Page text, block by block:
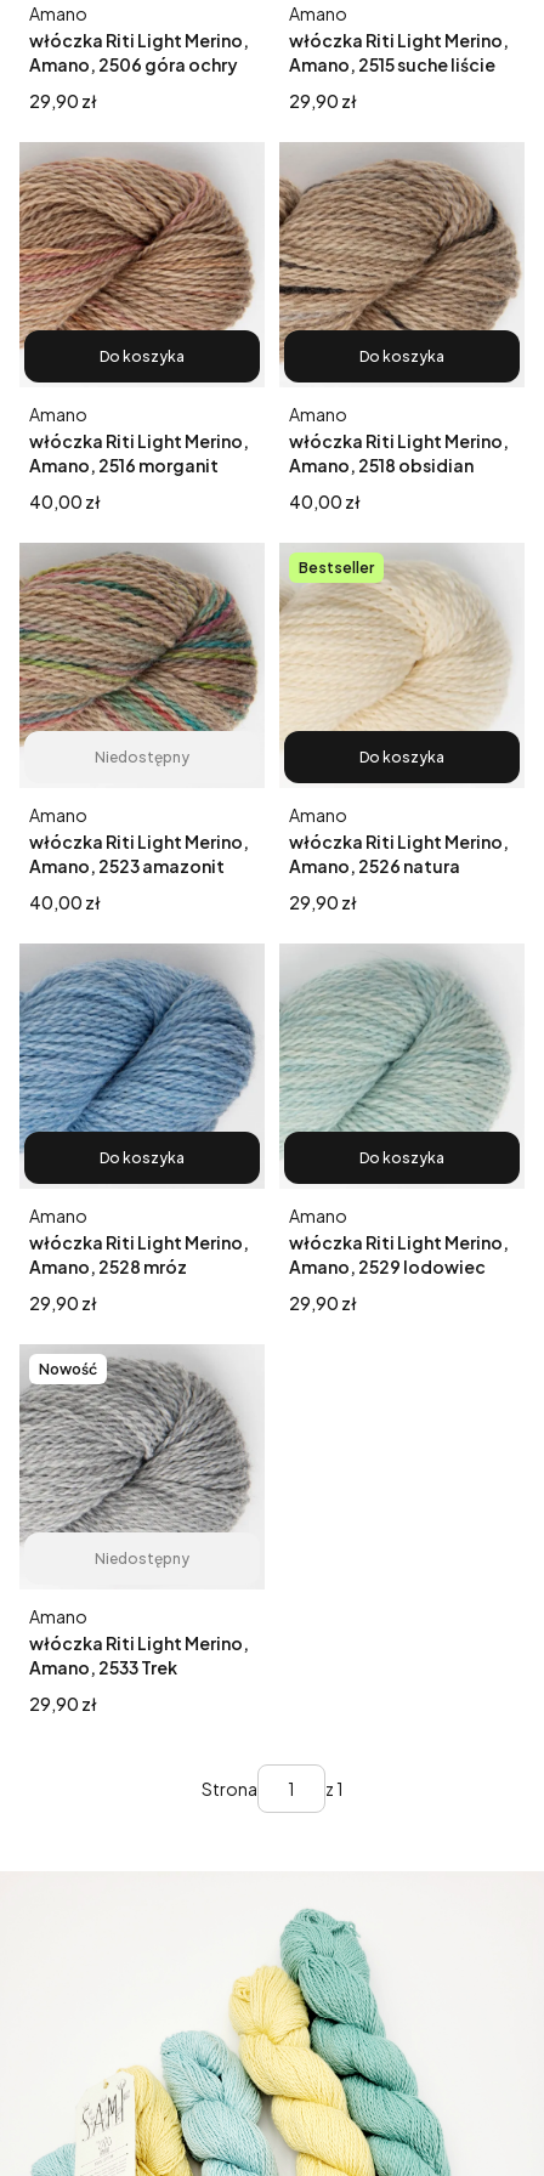
włóczka Riti Light Merino,
Amano, 2506 góra ochry
Producent
Amano
Cena
29,90 zł
włóczka Riti Light Merino,
Amano, 2515 suche liście
Producent
Amano
Cena
29,90 zł
Do koszyka
włóczka Riti Light Merino,
Amano, 2516 morganit
Producent
Amano
Cena
40,00 zł
Do koszyka
włóczka Riti Light Merino,
Amano, 2518 obsidian
Producent
Amano
Cena
40,00 zł
Niedostępny
włóczka Riti Light Merino,
Amano, 2523 amazonit
Producent
Amano
Cena
40,00 zł
Bestseller
Do koszyka
włóczka Riti Light Merino,
Amano, 2526 natura
Producent
Amano
Cena
29,90 zł
Do koszyka
włóczka Riti Light Merino,
Amano, 2528 mróz
Producent
Amano
Cena
29,90 zł
Do koszyka
włóczka Riti Light Merino,
Amano, 2529 lodowiec
Producent
Amano
Cena
29,90 zł
Nowość
Niedostępny
włóczka Riti Light Merino,
Amano, 2533 Trek
Producent
Amano
Cena
29,90 zł
Strona z 1